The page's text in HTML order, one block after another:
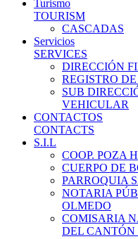
Turismo
TOURISM
CASCADAS
Servicios
SERVICES
DIRECCIÓN
REGISTRO
SUB
VEHICULAR
CONTACTOS
CONTACTS
S.I.L
COOP. POZA
CUERPO DE
PARROQUIA
NOTARIA
OLMEDO
COMISARIA
DEL CANTÓN